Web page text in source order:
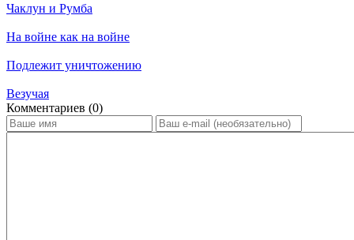
Чаклун и Румба
На войне как на войне
Подлежит уничтожению
Везучая
Ком­мен­та­ри­ев (0)